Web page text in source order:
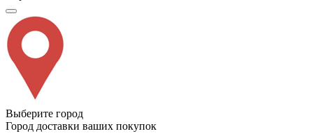
Выберите город
Город доставки ваших покупок